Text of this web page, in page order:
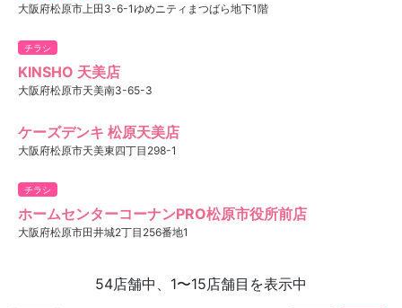
大阪府松原市上田3-6-1ゆめニティまつばら地下1階
チラシ
KINSHO 天美店
大阪府松原市天美南3-65-3
ケーズデンキ 松原天美店
大阪府松原市天美東四丁目298-1
チラシ
ホームセンターコーナンPRO松原市役所前店
大阪府松原市田井城2丁目256番地1
54店舗中、1〜15店舗目を表示中